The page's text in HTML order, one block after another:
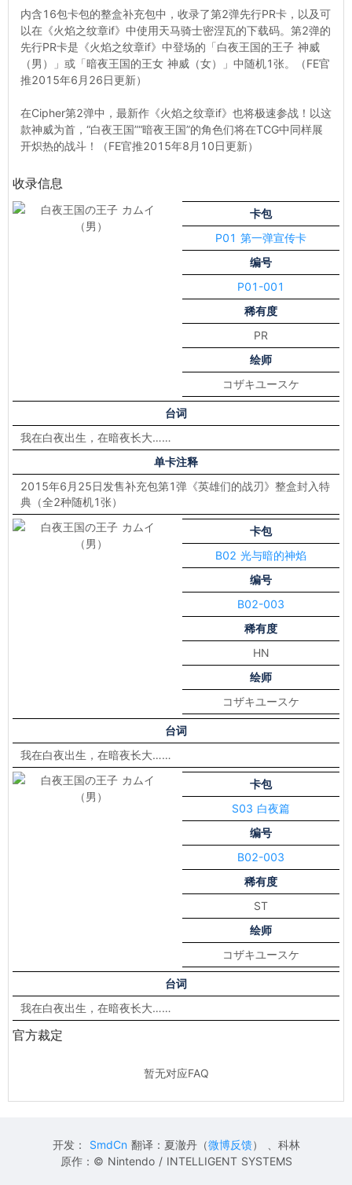
内含16包卡包的整盒补充包中，收录了第2弹先行PR卡，以及可
以在《火焰之纹章if》中使用天马骑士密涅瓦的下载码。第2弹的
先行PR卡是《火焰之纹章if》中登场的「白夜王国的王子 神威
（男）」或「暗夜王国的王女 神威（女）」中随机1张。（FE官
推2015年6月26日更新）
在Cipher第2弹中，最新作《火焰之纹章if》也将极速参战！以这
款神威为首，“白夜王国”“暗夜王国”的角色们将在TCG中同样展
开炽热的战斗！（FE官推2015年8月10日更新）
收录信息
卡包
P01 第一弹宣传卡
编号
P01-001
稀有度
PR
绘师
コザキユースケ
台词
我在白夜出生，在暗夜长大……
单卡注释
2015年6月25日发售补充包第1弹《英雄们的战刃》整盒封入特
典（全2种随机1张）
卡包
B02 光与暗的神焰
编号
B02-003
稀有度
HN
绘师
コザキユースケ
台词
我在白夜出生，在暗夜长大……
卡包
S03 白夜篇
编号
B02-003
稀有度
ST
绘师
コザキユースケ
台词
我在白夜出生，在暗夜长大……
官方裁定
暂无对应FAQ
开发： SmdCn翻译：夏澈丹（微博反馈） 、科林
原作：© Nintendo / INTELLIGENT SYSTEMS